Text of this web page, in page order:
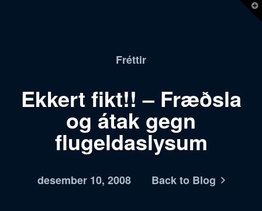
Fréttir
Ekkert fikt!! – Fræðsla
og átak gegn
flugeldaslysum
desember 10, 2008 Back to Blog